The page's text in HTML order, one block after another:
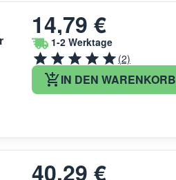
14,79 €
1-2 Werktage
(2)
IN DEN WARENKORB
40,29 €